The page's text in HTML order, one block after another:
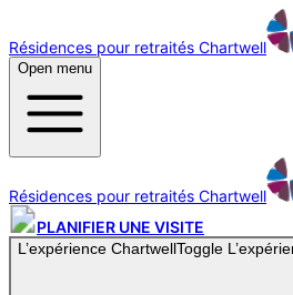
Résidences pour retraités Chartwell
Open menu
Résidences pour retraités Chartwell
PLANIFIER UNE VISITE
L’expérience ChartwellToggle